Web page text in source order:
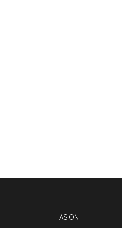
ASION